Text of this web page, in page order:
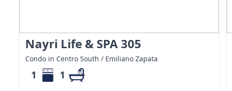
Nayri Life & SPA 305
Condo in Centro South / Emiliano Zapata
1 1